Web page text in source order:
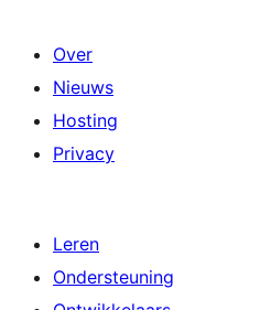
Over
Nieuws
Hosting
Privacy
Leren
Ondersteuning